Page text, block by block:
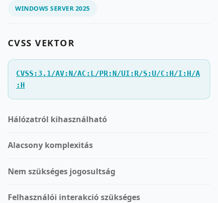
WINDOWS SERVER 2025
CVSS VEKTOR
CVSS:3.1/AV:N/AC:L/PR:N/UI:R/S:U/C:H/I:H/A
:H
Hálózatról kihasználható
Alacsony komplexitás
Nem szükséges jogosultság
Felhasználói interakció szükséges